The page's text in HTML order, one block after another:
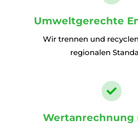
Umweltgerechte
Wir trennen und
regionalen

Wertanrechnung